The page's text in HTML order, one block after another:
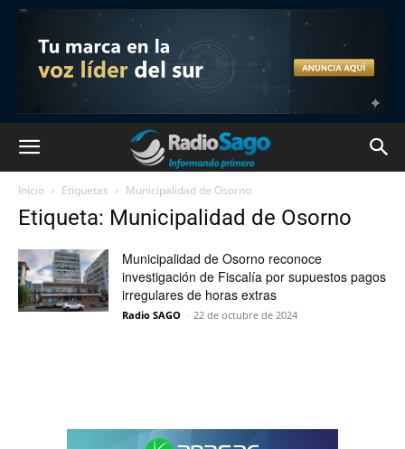
Inicio Etiquetas Municipalidad de Osorno
Etiqueta: Municipalidad de Osorno
Municipalidad de Osorno reconoce
investigación de Fiscalía por supuestos pagos
irregulares de horas extras
Radio SAGO - 22 de octubre de 2024